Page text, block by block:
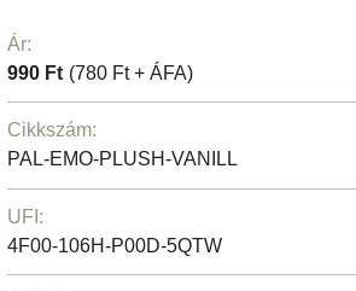
Ár:
990 Ft (780 Ft + ÁFA)
Cikkszám:
PAL-EMO-PLUSH-VANILL
UFI:
4F00-106H-P00D-5QTW